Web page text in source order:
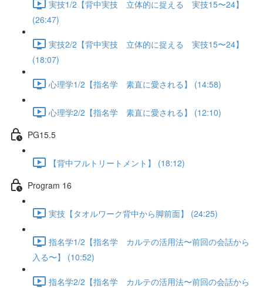
実技1/2【背中実技 立体的に捉える 実技15〜24】
(26:47)
実技2/2【背中実技 立体的に捉える 実技15〜24】
(18:07)
心理学1/2【指名学 素直に愛される】 (14:58)
心理学2/2【指名学 素直に愛される】 (12:10)
PG15.5
【背中フルトリートメント】 (18:12)
Program 16
実技【タオルワーク背中から脚前面】 (24:25)
指名学1/2【指名学 カルテの活用法〜前回の会話から
入る〜】 (10:52)
指名学2/2【指名学 カルテの活用法〜前回の会話から